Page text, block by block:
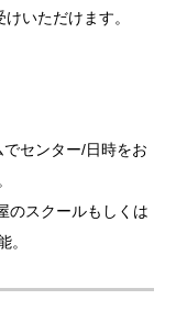
いただけます。
センター/日時をお
のスクールもしくは
。